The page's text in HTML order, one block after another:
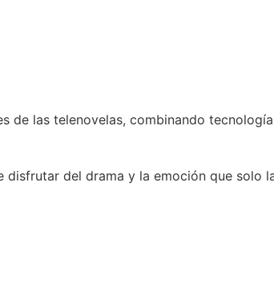
de las telenovelas, combinando
del drama y la emoción que solo